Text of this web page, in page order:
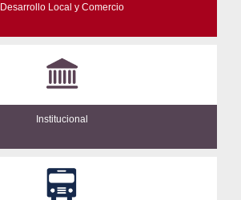
Desarrollo Local y Comercio
Institucional